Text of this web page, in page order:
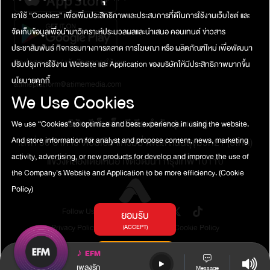
เพราะตอนนั้นมนจะรู้สึกว่า ยอมมาขนาดนี้แล้ว แล้วยังมาโดนบอกเลิก
อีก พี่ว่ามันเจ็บคนละแบบ แล้วถ้ามนอยากจะมีอนาคตกับผู้ชายคนนี้ คิด
ภาพแต่งงาน มีลูก แต่มนก็ยังต้องทนกับผู้หญิงคนนี้ตลอดเวลา หรือจะ
มีผู้หญิงคนอื่นอีก แล้วเราจะยังแข่งอดทนกับบีอยู่เหรอ ?’เรื่องราว
ทั้งหมดจะเป็นอย่างไร สามารถติดตามรับชมได้ทางใครมีปัญหาอยาก
โทรเข้ามาในรายการ Inbox ฝากเรื่องมาที่ Facebook Fanpage EFM
STATIONรับชมรายการสดได้ทุกวันพุธ เวลา 21.00-23.00 น. ทาง
รายการวิทยุ EFM94 และ App Atime Fung Fin
ธรรม น้องเค้ามีแฟนอยู่แล้วทำแบบนี้ไม่ดี” เราพูดไม่ได้ แต่กรณีนี้เรา
ทำได้คือ ปรับตัวเอง เตยต้องช่างมัน แต่พี่เข้าใจนะแง่ศีลธรรม แต่ถ้ามัน
ยังไม่ได้มาลุกลามพื้นที่สิทธิของเรา ลองพิจารณาพวกเค้าเป็นบัว 4
เหล่าไปเลย มันต้องมีคนที่ไม่รู้อยู่แล้ว ลองพิจารณาว่าคนเรามันก็แค่นี้
เราก็อย่าไปทำเหมือนเค้า เราดูเป็นเยี่ยงอย่าง ถ้าเป็นเราจะไม่ทำแบบนี้
แต่ถ้าสุดท้ายยังทนไม่ไหว มันก็ยังมีข้อสุดท้ายคือ เดินออกมา แค่นี้ชีวิต
จะมีความสุขได้ง่ายขึ้นเมื่อเจอปัญหา….’เรื่องราวทั้งหมดจะเป็นอย่างไร
สามารถติดตามรับชมได้ทางใครมีปัญหาอยากโทรเข้ามาในรายการ
รายการสดได้ทุกวันพุธ เวลา 21.00-23.00 น. ทางรายการวิทยุ
EFM94 และ App Atime Fung Fin
♪ EFM
ติดต่อสอบถาม / แจ้งปัญหาการใช้งาน
atimeplatform@atimemedia.com
บริษัท จีเอ็มเอ็ม มีเดีย จำกัด (มหาชน)
เลขที่ 50 อาคาร จีเอ็มเอ็ม แกรมมี่ เพลส ถนนสุขุมวิท21 (อโศก)
แขวงคลองเตยเหนือ เขตวัฒนา กรุงเทพ 10110
Follow Us
Privacy Policy
Terms of Service Cookie Policy
เราใช้ “Cookies” เพื่อเพิ่มประสิทธิภาพและประสบการที่ดีในการใช้งานเว็บไซต์ และ
จัดเก็บข้อมูลเพื่อนำมาวิเคราะห์ประมวลผลและนำเสนอ คอนเทนต์ ข่าวสาร
ประชาสัมพันธ์ กิจกรรมทางการตลาด การโฆษณา หรือ ผลิตภัณฑ์ใหม่ เพื่อพัฒนา
ปรับปรุงการใช้งาน Website และ Application ของบริษัทให้มีประสิทธิภาพมากขึ้น
นโยบายคุกกี้
We Use Cookies
We use “Cookies” to optimize and best experience in using the website.
And store information for analyst and propose content, news, marketing
activity, advertising, or new products for develop and improve the use of
the Company's Website and Application to be more efficiency.(Cookie
Policy)
ยอมรับ
(ACCEPT)
การตั้งค่าคุกกี้
(COOKIES SETTINGS)